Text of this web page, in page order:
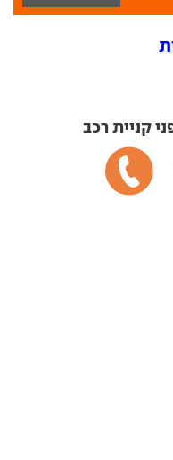
קניית רכב